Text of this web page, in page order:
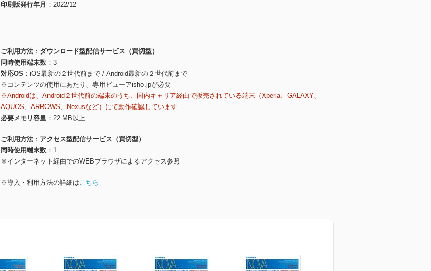
印刷版発行年月
2022/12
ご利用方法
ダウンロード型配信サービス（買切型）
同時使用端末数
3
対応OS
iOS最新の２世代前まで / Android最新の２世代前まで
※コンテンツの使用にあたり、専用ビューアisho.jpが必要
※Androidは、Android２世代前の端末のうち、国内キャリア経由で販売されている端末（Xperia、GALAXY、
AQUOS、ARROWS、Nexusなど）にて動作確認しています
必要メモリ容量
22 MB以上
ご利用方法
アクセス型配信サービス（買切型）
同時使用端末数
1
※インターネット経由でのWEBブラウザによるアクセス参照
※導入・利用方法の詳細はこちら